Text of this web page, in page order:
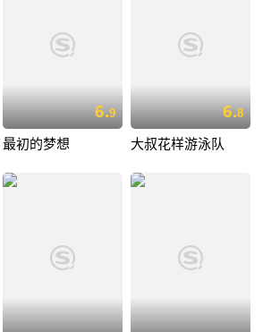
6.9
最初的梦想
6.8
大叔花样游泳队